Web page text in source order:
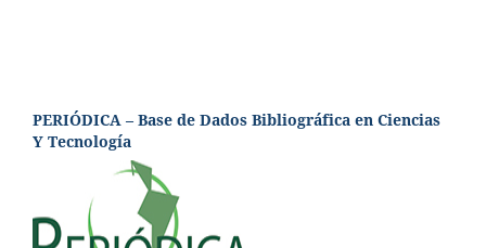
PERIÓDICA – Base de Dados Bibliográfica en Ciencias
Y Tecnología